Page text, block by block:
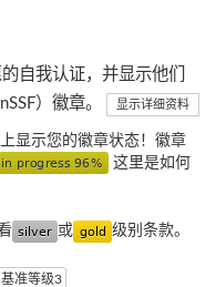
自我认证，并显示他们
）徽章。
显示详细资料
显示您的徽章状态！徽章
这里是如何
或 级别条款。
基准等级3